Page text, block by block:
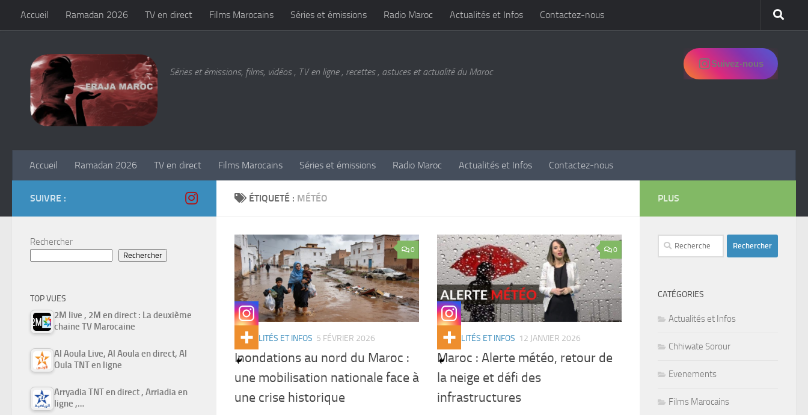
Skip to content
Accueil Ramadan 2026 TV en direct Films Marocains Séries et émissions Radio Maroc Actualités et Infos Contactez-nous
Séries et émissions, films, vidéos , TV en ligne , recettes , astuces et actualité du Maroc
Suivez-nous
Accueil Ramadan 2026 TV en direct Films Marocains Séries et émissions Radio Maroc Actualités et Infos Contactez-nous
ÉTIQUETÉ : MÉTÉO
0
ACTUALITÉS ET INFOS 5 FÉVRIER 2026
Inondations au nord du Maroc :
une mobilisation nationale face à
une crise historique
0
ACTUALITÉS ET INFOS 12 JANVIER 2026
Maroc : Alerte météo, retour de
la neige et défi des
infrastructures
SUIVRE :
Rechercher
Rechercher
TOP VUES
2M live , 2M en direct : La deuxième
chaine TV Marocaine
Al Aoula Live, Al Aoula en direct, Al
Oula TNT en ligne
Arryadia TNT en direct , Arriadia en
ligne ,…
PLUS
Rechercher :
CATÉGORIES
Actualités et Infos
Chhiwate Sorour
Evenements
Films Marocains